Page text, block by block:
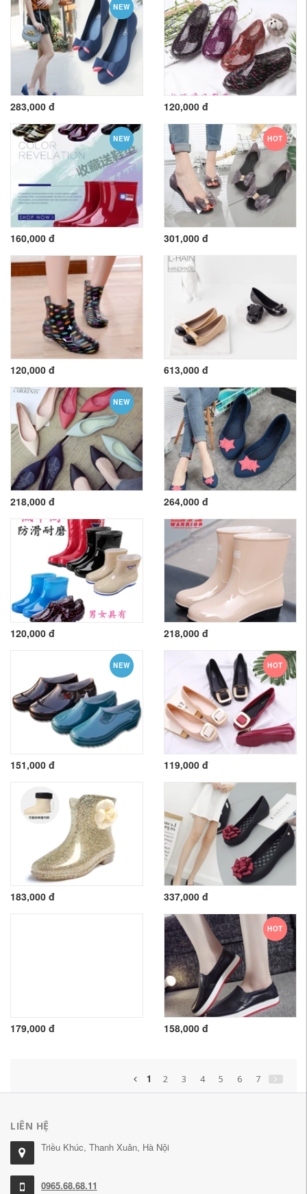
NEW
283,000 đ 120,000 đ
NEW
160,000 đ
HOT
301,000 đ
120,000 đ 613,000 đ
NEW
218,000 đ 264,000 đ
120,000 đ 218,000 đ
NEW
151,000 đ
HOT
119,000 đ
183,000 đ 337,000 đ
179,000 đ
HOT
158,000 đ
1 2 3 4 5 6 7
LIÊN HỆ
Triều Khúc, Thanh Xuân, Hà Nội
0965.68.68.11